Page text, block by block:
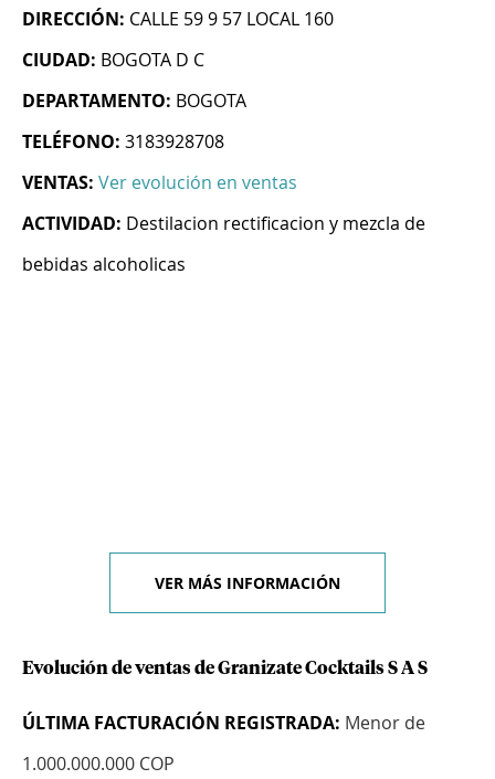
DIRECCIÓN: CALLE 59 9 57 LOCAL 160
CIUDAD: BOGOTA D C
DEPARTAMENTO: BOGOTA
TELÉFONO: 3183928708
VENTAS: Ver evolución en ventas
ACTIVIDAD: Destilacion rectificacion y mezcla de
bebidas alcoholicas
VER MÁS INFORMACIÓN
Evolución de ventas de Granizate Cocktails S A S
ÚLTIMA FACTURACIÓN REGISTRADA: Menor de
1.000.000.000 COP